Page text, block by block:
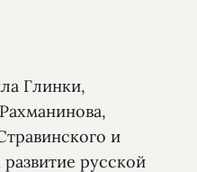
Глинки,
и
русской